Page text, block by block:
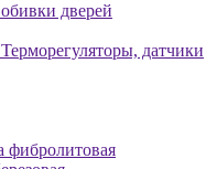
дверей
Терморегуляторы, датчики
фибролитовая